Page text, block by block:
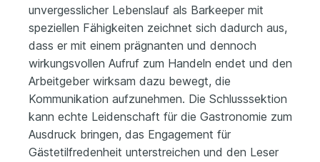
unvergesslicher Lebenslauf als Barkeeper mit
speziellen Fähigkeiten zeichnet sich dadurch aus,
dass er mit einem prägnanten und dennoch
wirkungsvollen Aufruf zum Handeln endet und den
Arbeitgeber wirksam dazu bewegt, die
Kommunikation aufzunehmen. Die Schlusssektion
kann echte Leidenschaft für die Gastronomie zum
Ausdruck bringen, das Engagement für
Gästetilfredenheit unterstreichen und den Leser